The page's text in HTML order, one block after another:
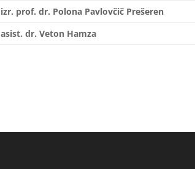
izr. prof. dr. Polona Pavlovčič Prešeren
asist. dr. Veton Hamza